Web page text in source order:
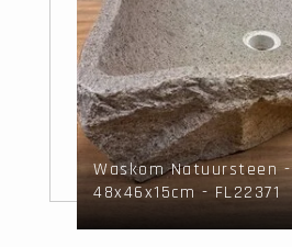
Waskom Natuursteen -
48x46x15cm - FL22371